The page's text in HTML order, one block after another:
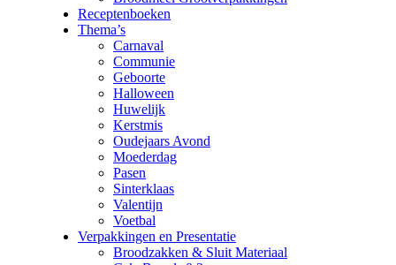
Receptenboeken
Thema’s
Carnaval
Communie
Geboorte
Halloween
Huwelijk
Kerstmis
Oudejaars Avond
Moederdag
Pasen
Sinterklaas
Valentijn
Voetbal
Verpakkingen en Presentatie
Broodzakken & Sluit Materiaal